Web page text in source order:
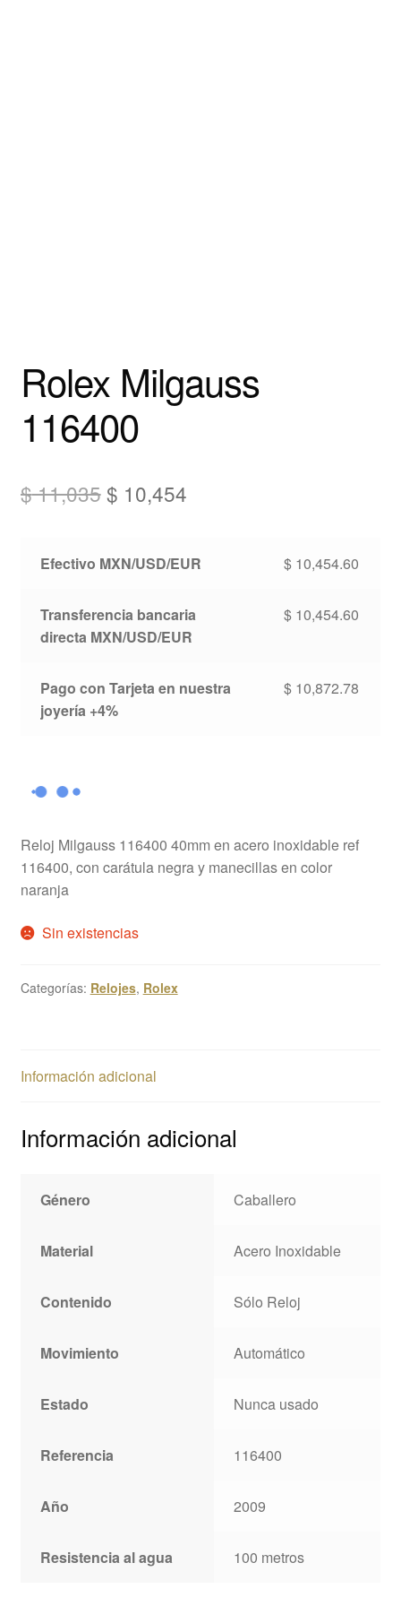
Rolex Milgauss
116400
$11,035El
original
$ 11,035.
$ 10,454El
actual
$ 10,454.
Efectivo MXN/USD/EUR $ 10,454.60
Transferencia bancaria
directa MXN/USD/EUR
$ 10,454.60
Pago con Tarjeta en nuestra
joyería +4%
$ 10,872.78
Reloj Milgauss 116400 40mm en acero inoxidable ref
116400, con carátula negra y manecillas en color
naranja
Sin existencias
Categorías: Relojes, Rolex
Información adicional
Información adicional
Género Caballero
Material Acero Inoxidable
Contenido Sólo Reloj
Movimiento Automático
Estado Nunca usado
Referencia 116400
Año 2009
Resistencia al agua 100 metros